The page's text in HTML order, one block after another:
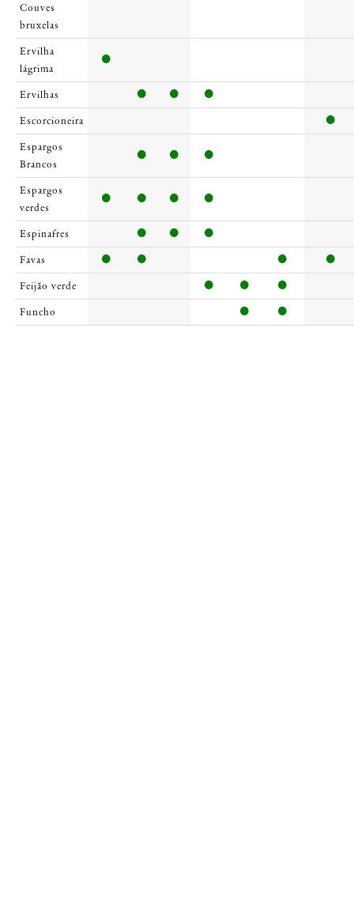
Couves
bruxelas
Ervilha
lágrima
Ervilhas
Escorcioneira
Espargos
Brancos
Espargos
verdes
Espinafres
Favas
Feijão verde
Funcho